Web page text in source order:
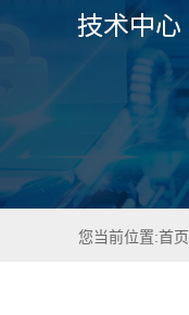
您当前位置:首页